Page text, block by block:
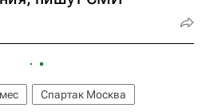
Спартак Москва